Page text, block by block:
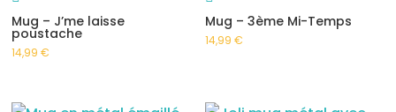
Mug – J’me laisse
poustache
14,99€
Mug – 3ème Mi-Temps
14,99€